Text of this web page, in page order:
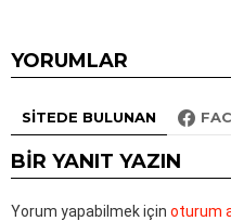
YORUMLAR
SITEDE BULUNAN
BIR YANIT YAZIN
Yorum yapabilmek için oturum